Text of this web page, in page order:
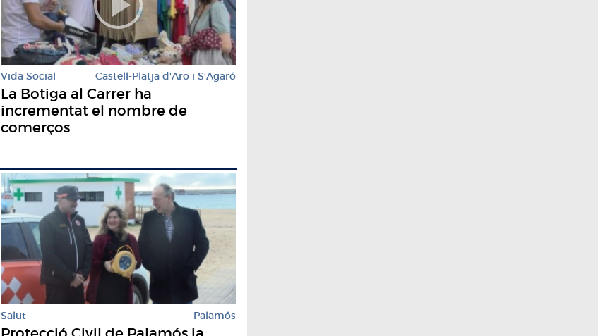
Vida Social Castell-Platja d'Aro i S'Agaró
La Botiga al Carrer ha
incrementat el nombre de
comerços
Salut Palamós